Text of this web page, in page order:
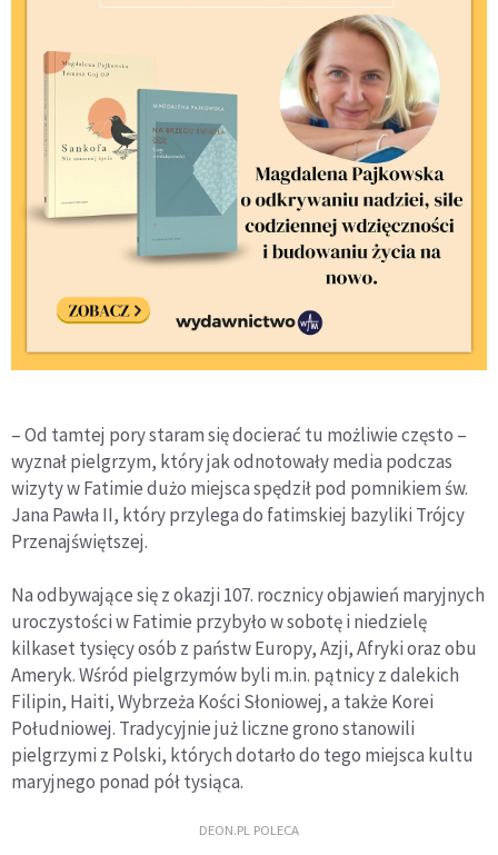
– Od tamtej pory staram się docierać tu możliwie często –
wyznał pielgrzym, który jak odnotowały media podczas
wizyty w Fatimie dużo miejsca spędził pod pomnikiem św.
Jana Pawła II, który przylega do fatimskiej bazyliki Trójcy
Przenajświętszej.
Na odbywające się z okazji 107. rocznicy objawień maryjnych
uroczystości w Fatimie przybyło w sobotę i niedzielę
kilkaset tysięcy osób z państw Europy, Azji, Afryki oraz obu
Ameryk. Wśród pielgrzymów byli m.in. pątnicy z dalekich
Filipin, Haiti, Wybrzeża Kości Słoniowej, a także Korei
Południowej. Tradycyjnie już liczne grono stanowili
pielgrzymi z Polski, których dotarło do tego miejsca kultu
maryjnego ponad pół tysiąca.
DEON.PL POLECA